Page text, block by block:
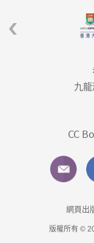
九
CC
網頁出
版權所有 ©